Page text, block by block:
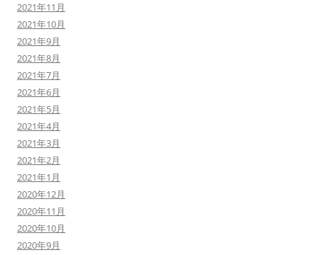
2021年11月
2021年10月
2021年9月
2021年8月
2021年7月
2021年6月
2021年5月
2021年4月
2021年3月
2021年2月
2021年1月
2020年12月
2020年11月
2020年10月
2020年9月